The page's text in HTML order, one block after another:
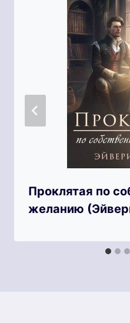
Проклятая по
желанию